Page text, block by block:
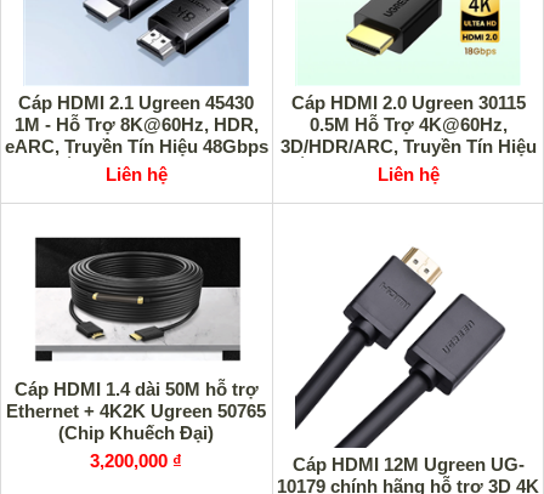
Cáp HDMI 2.1 Ugreen 45430
1M - Hỗ Trợ 8K@60Hz, HDR,
eARC, Truyền Tín Hiệu 48Gbps
Ổn Định, Cao Cấp
Liên hệ
Cáp HDMI 2.0 Ugreen 30115
0.5M Hỗ Trợ 4K@60Hz,
3D/HDR/ARC, Truyền Tín Hiệu
Ổn Định, Hàng Chính Hãng
Liên hệ
Cáp HDMI 1.4 dài 50M hỗ trợ
Ethernet + 4K2K Ugreen 50765
(Chip Khuếch Đại)
3,200,000 ₫
Cáp HDMI 12M Ugreen UG-
10179 chính hãng hỗ trợ 3D 4K